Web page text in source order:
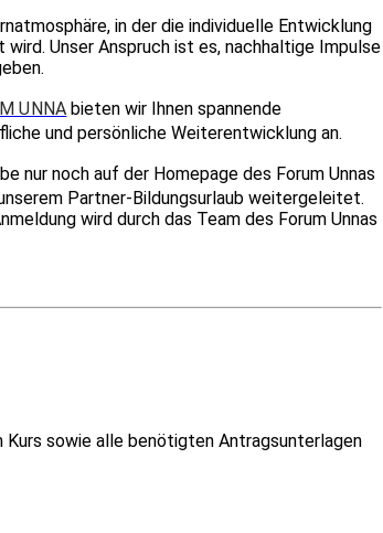
in der die individuelle Entwicklung
Unser Anspruch ist es, nachhaltige Impulse
UNNA bieten wir Ihnen spannende
und persönliche Weiterentwicklung an.
nur noch auf der Homepage des Forum Unnas
Partner-Bildungsurlaub weitergeleitet.
wird durch das Team des Forum Unnas
sowie alle benötigten Antragsunterlagen